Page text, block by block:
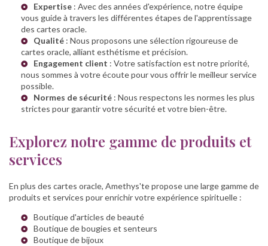
Expertise : Avec des années d'expérience, notre équipe
vous guide à travers les différentes étapes de l'apprentissage
des cartes oracle.
Qualité : Nous proposons une sélection rigoureuse de
cartes oracle, alliant esthétisme et précision.
Engagement client : Votre satisfaction est notre priorité,
nous sommes à votre écoute pour vous offrir le meilleur service
possible.
Normes de sécurité : Nous respectons les normes les plus
strictes pour garantir votre sécurité et votre bien-être.
Explorez notre gamme de produits et
services
En plus des cartes oracle, Amethys'te propose une large gamme de
produits et services pour enrichir votre expérience spirituelle :
Boutique d'articles de beauté
Boutique de bougies et senteurs
Boutique de bijoux